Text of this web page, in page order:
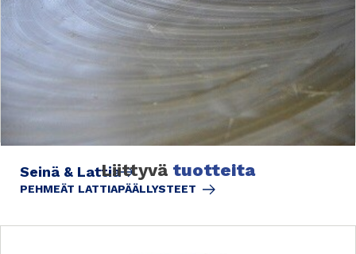
Seinä & Lattia
PEHMEÄT LATTIAPÄÄLLYSTEET
Liittyvä tuotteita